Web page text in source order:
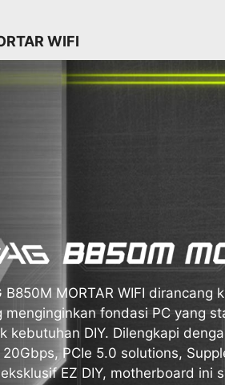
WIFI
B850M MORTAR WIFI dirancang
menginginkan fondasi PC yang
kebutuhan DIY. Dilengkapi
20Gbps, PCIe 5.0 solutions,
EZ DIY, motherboard ini